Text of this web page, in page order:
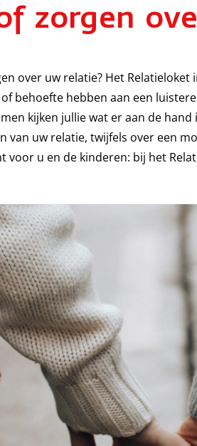
zorgen
over uw relatie? Het
behoefte hebben aan een
kijken jullie wat er aan de
van uw relatie, twijfels over een
voor u en de kinderen: bij het